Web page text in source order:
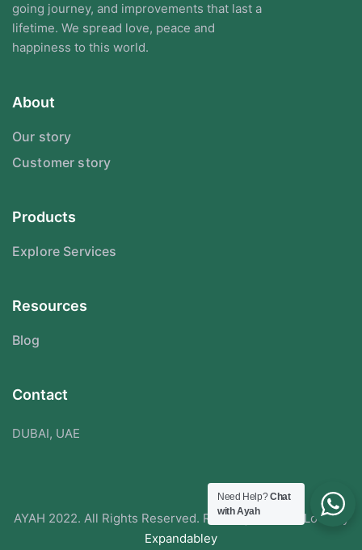
going journey, and improvements that last a
lifetime. We spread love, peace and
happiness to this world.
About
Our story
Customer story
Products
Explore Services
Resources
Blog
Contact
DUBAI, UAE
AYAH 2022. All Rights Reserved. Redesigned With Love By
Expandabley
Need Help?Chat
with Ayah